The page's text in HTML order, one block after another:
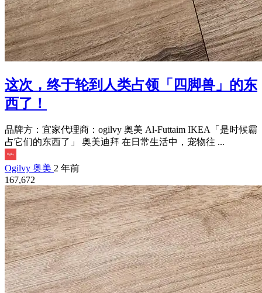
这次，终于轮到人类占领「四脚兽」的东
西了！
品牌方：宜家代理商：ogilvy 奥美 Al-Futtaim IKEA「是时候霸
占它们的东西了」 奥美迪拜 在日常生活中，宠物往 ...
Ogilvy 奥美 2 年前
167,672